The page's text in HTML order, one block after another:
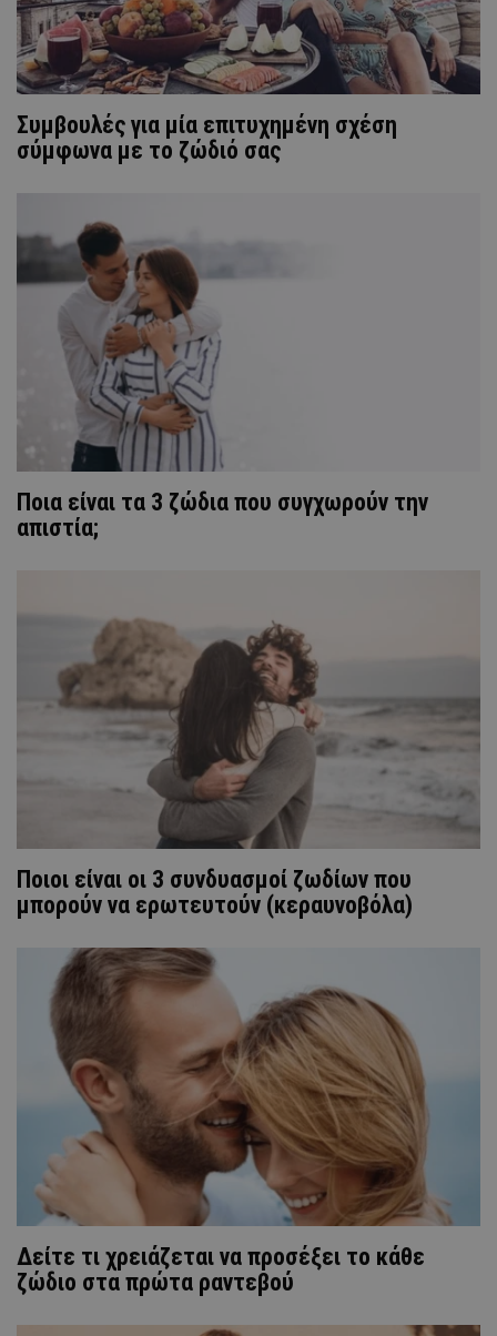
Συμβουλές για μία επιτυχημένη σχέση
σύμφωνα με το ζώδιό σας
Ποια είναι τα 3 ζώδια που συγχωρούν την
απιστία;
Ποιοι είναι οι 3 συνδυασμοί ζωδίων που
μπορούν να ερωτευτούν (κεραυνοβόλα)
Δείτε τι χρειάζεται να προσέξει το κάθε
ζώδιο στα πρώτα ραντεβού